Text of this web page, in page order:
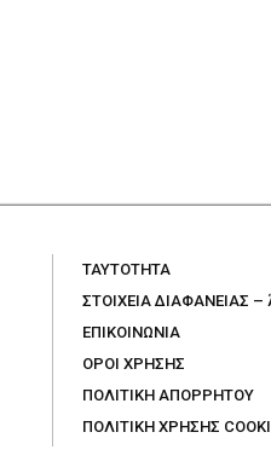
TAYTOTHTA
ΣΤΟΙΧΕΙΑ ΔΙΑΦΑΝΕΙΑΣ
ΕΠΙΚΟΙΝΩΝΙΑ
ΟΡΟΙ ΧΡΗΣΗΣ
ΠΟΛΙΤΙΚΗ ΑΠΟΡΡΗΤΟΥ
ΠΟΛΙΤΙΚΗ ΧΡΗΣΗΣ